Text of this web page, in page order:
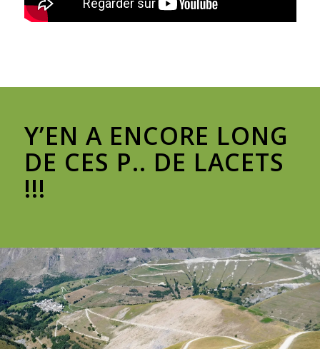
Y’EN A ENCORE LONG
DE CES P.. DE LACETS
!!!